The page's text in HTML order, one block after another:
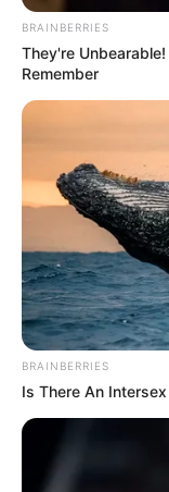
BRAINBERRIES
They're
Remember
BRAINBERRIES
Is There An